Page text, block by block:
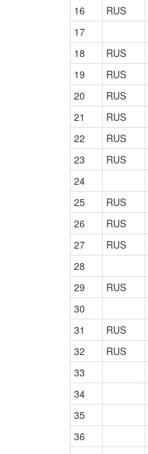
16
RUS
17
18
RUS
19
RUS
20
RUS
21
RUS
22
RUS
23
RUS
24
25
RUS
26
RUS
27
RUS
28
29
RUS
30
31
RUS
32
RUS
33
34
35
36